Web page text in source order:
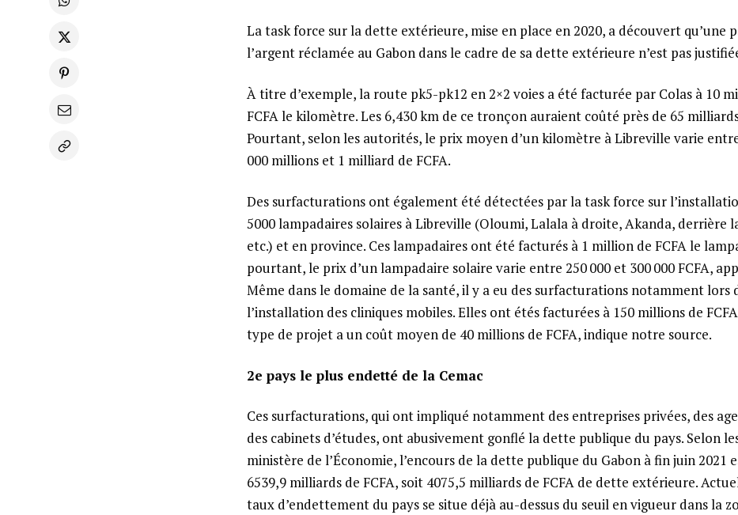
La task force sur la dette extérieure, mise en place en 2020, a découvert qu’une
l’argent réclamée au Gabon dans le cadre de sa dette extérieure n’est pas
À titre d’exemple, la route pk5-pk12 en 2×2 voies a été facturée par Colas à 10
FCFA le kilomètre. Les 6,430 km de ce tronçon auraient coûté près de 65
Pourtant, selon les autorités, le prix moyen d’un kilomètre à Libreville varie
000 millions et 1 milliard de FCFA.
Des surfacturations ont également été détectées par la task force sur
5000 lampadaires solaires à Libreville (Oloumi, Lalala à droite, Akanda, derrière
etc.) et en province. Ces lampadaires ont été facturés à 1 million de FCFA le
pourtant, le prix d’un lampadaire solaire varie entre 250 000 et 300 000 FCFA,
Même dans le domaine de la santé, il y a eu des surfacturations notamment lors
l’installation des cliniques mobiles. Elles ont étés facturées à 150 millions de
type de projet a un coût moyen de 40 millions de FCFA, indique notre source.
2e pays le plus endetté de la Cemac
Ces surfacturations, qui ont impliqué notamment des entreprises privées, des
des cabinets d’études, ont abusivement gonflé la dette publique du pays. Selon
ministère de l’Économie, l’encours de la dette publique du Gabon à fin juin 2021
6539,9 milliards de FCFA, soit 4075,5 milliards de FCFA de dette extérieure.
taux d’endettement du pays se situe déjà au-dessus du seuil en vigueur dans la